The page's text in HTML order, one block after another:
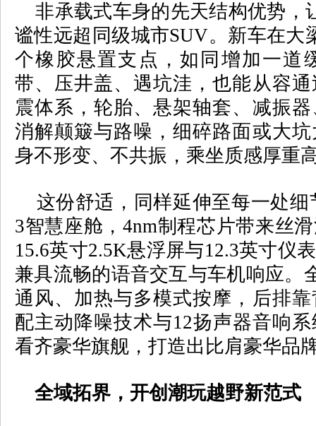
非承载式车身的先天结构优势，
谧性远超同级城市SUV。新车在大
个橡胶悬置支点，如同增加一道
带、压井盖、遇坑洼，也能从容
震体系，轮胎、悬架轴套、减振
消解颠簸与路噪，细碎路面或大
身不形变、不共振，乘坐质感厚重
这份舒适，同样延伸至每一处细
3智慧座舱， 4nm制程芯片带来丝
15.6英寸2.5K悬浮屏与12.3英寸仪
兼具流畅的语音交互与车机响应。
通风、加热与多模式按摩，后排
配主动降噪技术与12扬声器音响
看齐豪华旗舰，打造出比肩豪华品
全域拓界，开创潮玩越野新范式